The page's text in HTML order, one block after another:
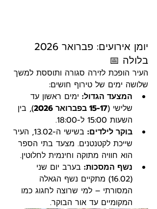
בלולה 📅
העיר הופכת לזירה סגורה ותוססת למשך
שלושה ימים של טירוף חושים:
המצעד הגדול: ימים ראשון עד
שלישי (15-17 בפברואר 2026
), בין
השעות 15:00 ל-18:00.
בוקר לילדים:
בשישי ה-13.02, העיר
שייכת לקטנטנים. מצעד בתי הספר
הוא חוויה מתוקה וחינמית לחלוטין.
נשף המסכות: בערב יום שני
(16.02) מתקיים נשף הגאלה
המסורתי – למי שרוצה לחגוג כמו
המקומיים עד אור הבוקר.